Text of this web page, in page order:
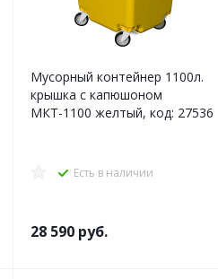
Мусорный контейнер 1100л.
крышка с капюшоном
МКТ-1100 желтый, код: 27536
Есть в наличии
28 590 руб.